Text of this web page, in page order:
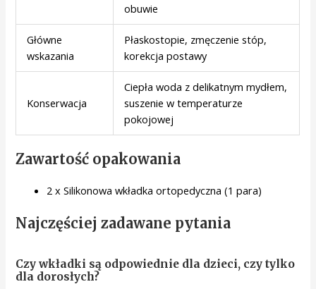
obuwie
Główne
wskazania
Płaskostopie, zmęczenie stóp,
korekcja postawy
Konserwacja
Ciepła woda z delikatnym mydłem,
suszenie w temperaturze
pokojowej
Zawartość opakowania
2 x Silikonowa wkładka ortopedyczna (1 para)
Najczęściej zadawane pytania
Czy wkładki są odpowiednie dla dzieci, czy tylko
dla dorosłych?